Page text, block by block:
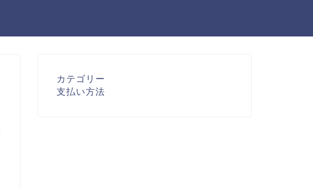
カテゴリー
支払い方法